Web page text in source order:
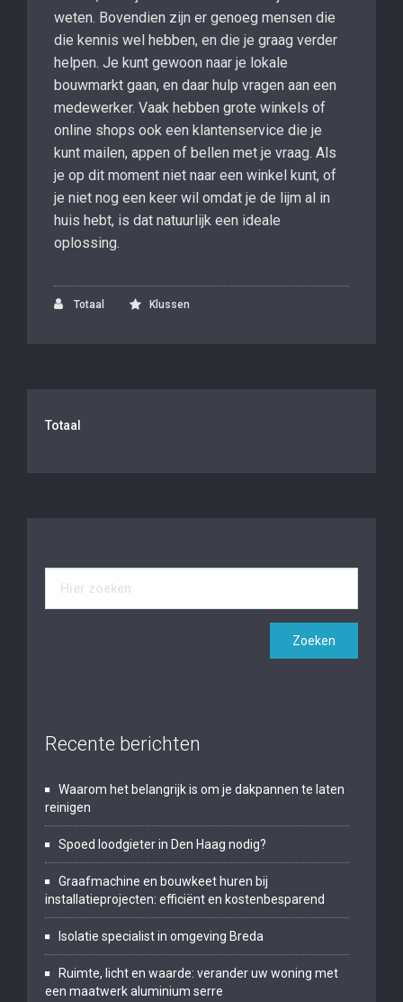
weten. Bovendien zijn er genoeg mensen die
die kennis wel hebben, en die je graag verder
helpen. Je kunt gewoon naar je lokale
bouwmarkt gaan, en daar hulp vragen aan een
medewerker. Vaak hebben grote winkels of
online shops ook een klantenservice die je
kunt mailen, appen of bellen met je vraag. Als
je op dit moment niet naar een winkel kunt, of
je niet nog een keer wil omdat je de lijm al in
huis hebt, is dat natuurlijk een ideale
oplossing.
Totaal Klussen
Totaal
Recente berichten
Waarom het belangrijk is om je dakpannen te laten
reinigen
Spoed loodgieter in Den Haag nodig?
Graafmachine en bouwkeet huren bij
installatieprojecten: efficiënt en kostenbesparend
Isolatie specialist in omgeving Breda
Ruimte, licht en waarde: verander uw woning met
een maatwerk aluminium serre